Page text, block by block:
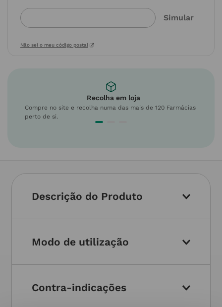
Não sei o meu código postal
Recolha em loja
Compre no site e recolha numa das mais de 120 Farmácias
perto de si.
Descrição do Produto
Modo de utilização
Contra-indicações